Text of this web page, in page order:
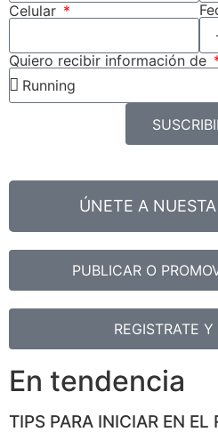
Celular
Quiero recibir información de
ÚNETE A
PUBLICAR O
REGISTRATE
En tendencia
TIPS PARA INICIAR EN EL